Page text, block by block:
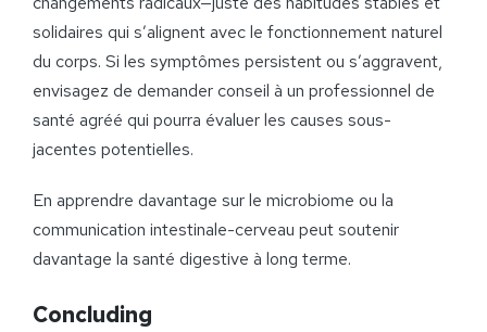
solidaires qui s’alignent avec le fonctionnement naturel
du corps. Si les symptômes persistent ou s’aggravent,
envisagez de demander conseil à un professionnel de
santé agréé qui pourra évaluer les causes sous-
jacentes potentielles.
En apprendre davantage sur le microbiome ou la
communication intestinale-cerveau peut soutenir
davantage la santé digestive à long terme.
Concluding